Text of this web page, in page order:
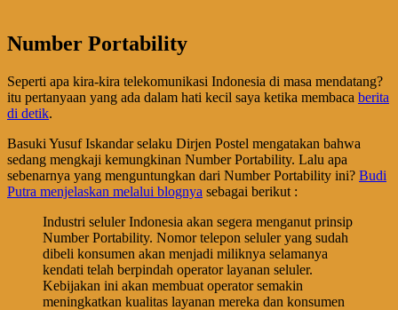
Number Portability
Seperti apa kira-kira telekomunikasi Indonesia di masa mendatang?
itu pertanyaan yang ada dalam hati kecil saya ketika membaca berita
di detik.
Basuki Yusuf Iskandar selaku Dirjen Postel mengatakan bahwa
sedang mengkaji kemungkinan Number Portability. Lalu apa
sebenarnya yang menguntungkan dari Number Portability ini? Budi
Putra menjelaskan melalui blognya sebagai berikut :
Industri seluler Indonesia akan segera menganut prinsip
Number Portability. Nomor telepon seluler yang sudah
dibeli konsumen akan menjadi miliknya selamanya
kendati telah berpindah operator layanan seluler.
Kebijakan ini akan membuat operator semakin
meningkatkan kualitas layanan mereka dan konsumen